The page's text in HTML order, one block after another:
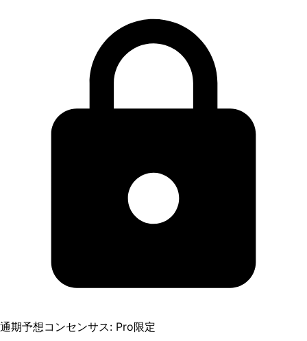
通期予想コンセンサス: Pro限定